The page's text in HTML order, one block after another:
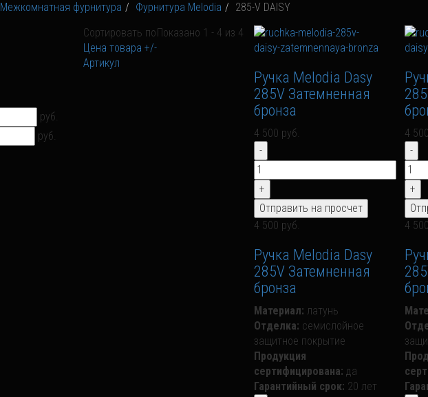
Межкомнатная фурнитура Фурнитура Melodia 285-V DAISY
руб.
руб.
Сортировать по
Цена товара +/-
Артикул
Показано 1 - 4 из 4
Ручка Melodia Dasy
285V Затемненная
бронза
4 500 руб.
4 500 руб.
Ручка Melodia Dasy
285V Затемненная
бронза
Материал: латунь
Отделка: семислойное
защитное покрытие
Продукция
сертифицирована: да
Гарантийный срок: 20 лет
4
4